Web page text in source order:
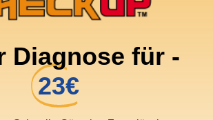
Diagnose für -
23€